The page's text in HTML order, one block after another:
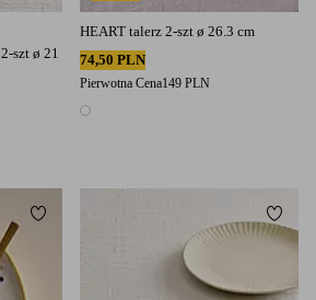
szt ø 21
HEART talerz 2-szt ø 26.3 cm
74,50 PLN
Pierwotna Cena149 PLN
1 kolor
Dodaj do ulubionych